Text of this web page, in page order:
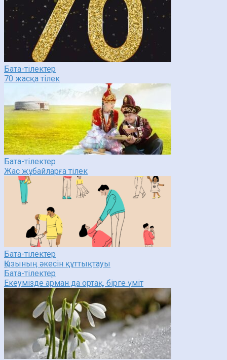
Бата-тілектер
70 жасқа тілек
Бата-тілектер
Жас жұбайларға тілек
Бата-тілектер
Қызының әкесін құттықтауы
Бата-тілектер
Екеумізде арман да ортақ, бірге үміт